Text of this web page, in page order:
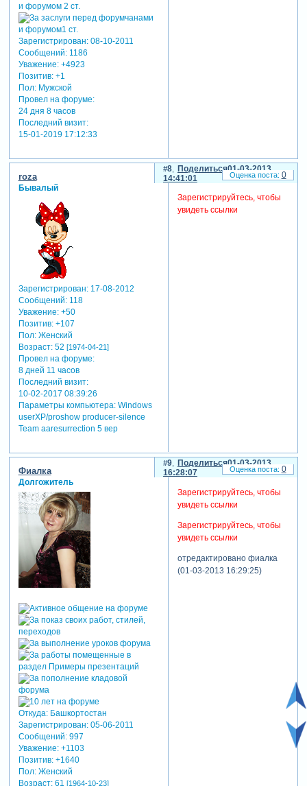
Зарегистрирован: 08-10-2011
Сообщений:1186
Уважение: +4923
Позитив: +1
Пол:Мужской
Провел на форуме:
24 дня 8 часов
Последний визит:
15-01-2019 17:12:33
Поделиться
8
01-03-2013
14:41:01
roza
Бывалый
Зарегистрирован: 17-08-2012
Сообщений:118
Уважение: +50
Позитив: +107
Пол:Женский
Возраст:52 [1974-04-21]
Провел на форуме:
8 дней 11 часов
Последний визит:
10-02-2017 08:39:26
Параметры компьютера:Windows
userXP/proshow producer-silence
Team aaresurrection 5 вер
Зарегистрируйтесь, чтобы
увидеть ссылки
0
Поделиться
9
01-03-2013
16:28:07
Фиалка
Долгожитель
Откуда:Башкортостан
Зарегистрирован: 05-06-2011
Сообщений:997
Уважение: +1103
Позитив: +1640
Пол:Женский
Возраст:61 [1964-10-23]
Зарегистрируйтесь, чтобы
увидеть ссылки
Зарегистрируйтесь, чтобы
увидеть ссылки
отредактировано фиалка
(01-03-2013 16:29:25)
0